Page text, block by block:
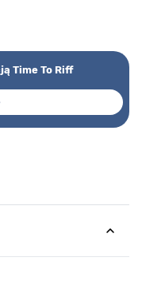
Time To Riff